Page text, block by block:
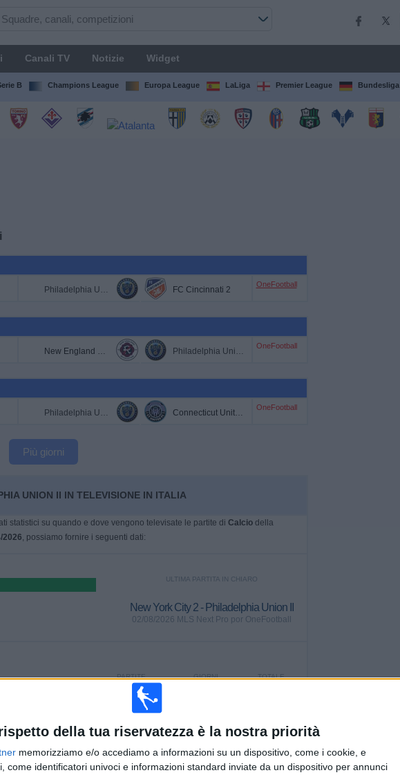
della tua riservatezza è la nostra priorità
memorizziamo e/o accediamo a informazioni su un dispositivo, come i cookie, e
come identificatori univoci e informazioni standard inviate da un dispositivo per annunci
Canali TV Notizie Widget
B Champions League Europa League LaLiga Premier League Bundesliga
Philadelphia Union II FC Cincinnati 2
OneFootball
New England Revolution II Philadelphia Union II
OneFootball
Philadelphia Union II Connecticut United FC
OneFootball
Più giorni
UNION II IN TELEVISIONE IN ITALIA
statistici su quando e dove vengono televisate le partite di Calciodella
2026, possiamo fornire i seguenti dati:
ULTIMA PARTITA IN CHIARO
New York City 2 - Philadelphia Union II
02/08/2026 MLS Next Pro por OneFootball
TOTALE
GIORNI
PARTITA
GRATUITA
PARTITE
0
A PAGAMENTO
TOTALE
MASSIMO
TOTALE